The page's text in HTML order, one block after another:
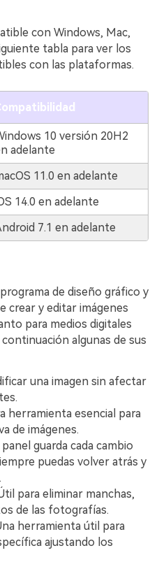
con Windows, Mac,
tabla para ver los
con las plataformas.
10 versión 20H2
adelante
11.0 en adelante
14.0 en adelante
7.1 en adelante
de diseño gráfico y
crear y editar imágenes
para medios digitales
algunas de sus
una imagen sin afectar
herramienta esencial para
de imágenes.
guarda cada cambio
puedas volver atrás y
para eliminar manchas,
de las fotografías.
herramienta útil para
ajustando los